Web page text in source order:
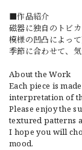
■作品紹介
磁器に独自のトビ
模様の凹凸によっ
季節に合わせて、
About the Work
Each piece is
interpretation of
Please enjoy the
textured patterns
I hope you will
mood.